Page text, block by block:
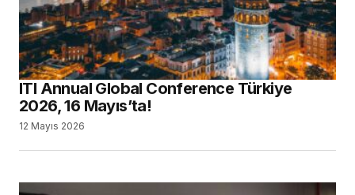
ITI Annual Global Conference Türkiye
2026, 16 Mayıs’ta!
12 Mayıs 2026